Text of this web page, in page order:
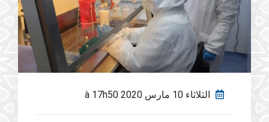
الثلاثاء 10 مارس 2020 à 17h50